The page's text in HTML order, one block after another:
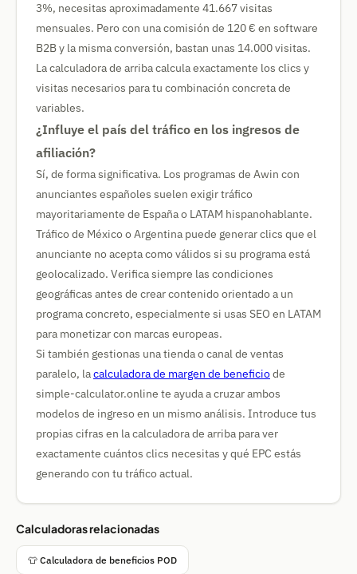
3%, necesitas aproximadamente 41.667 visitas
mensuales. Pero con una comisión de 120 € en software
B2B y la misma conversión, bastan unas 14.000 visitas.
La calculadora de arriba calcula exactamente los clics y
visitas necesarios para tu combinación concreta de
variables.
¿Influye el país del tráfico en los ingresos de
afiliación?
Sí, de forma significativa. Los programas de Awin con
anunciantes españoles suelen exigir tráfico
mayoritariamente de España o LATAM hispanohablante.
Tráfico de México o Argentina puede generar clics que el
anunciante no acepta como válidos si su programa está
geolocalizado. Verifica siempre las condiciones
geográficas antes de crear contenido orientado a un
programa concreto, especialmente si usas SEO en LATAM
para monetizar con marcas europeas.
Si también gestionas una tienda o canal de ventas
paralelo, lacalculadora de margen de beneficiode
simple-calculator.online te ayuda a cruzar ambos
modelos de ingreso en un mismo análisis. Introduce tus
propias cifras en la calculadora de arriba para ver
exactamente cuántos clics necesitas y qué EPC estás
generando con tu tráfico actual.
Calculadoras relacionadas
👕 Calculadora de beneficios POD